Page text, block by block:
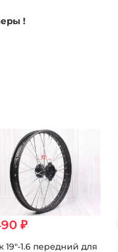
!
₽
19"-1.6 передний для